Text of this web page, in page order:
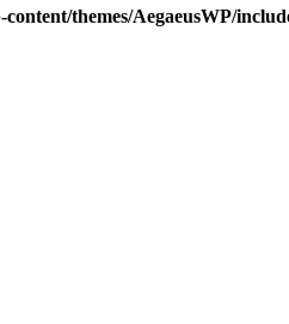
themes/AegaeusWP/